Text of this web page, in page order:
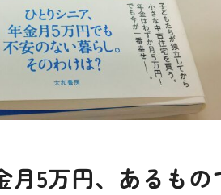
月5万円、あるもの